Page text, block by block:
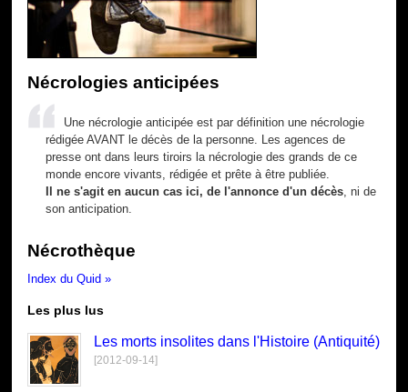
Nécrologies anticipées
Une nécrologie anticipée est par définition une nécrologie
rédigée AVANT le décès de la personne. Les agences de
presse ont dans leurs tiroirs la nécrologie des grands de ce
monde encore vivants, rédigée et prête à être publiée.
Il ne s'agit en aucun cas ici, de l'annonce d'un décès , ni de
son anticipation.
Nécrothèque
Index du Quid »
Les plus lus
Les morts insolites dans l'Histoire (Antiquité)
[2012-09-14]